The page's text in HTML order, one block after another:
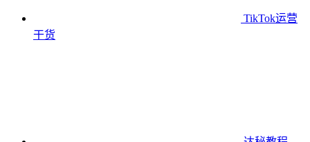
TikTok运营
干货